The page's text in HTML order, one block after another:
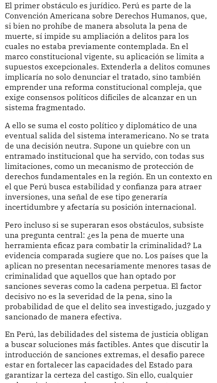
El primer obstáculo es jurídico. Perú es parte de la
Convención Americana sobre Derechos Humanos, que,
si bien no prohíbe de manera absoluta la pena de
muerte, sí impide su ampliación a delitos para los
cuales no estaba previamente contemplada. En el
marco constitucional vigente, su aplicación se limita a
supuestos excepcionales. Extenderla a delitos comunes
implicaría no solo denunciar el tratado, sino también
emprender una reforma constitucional compleja, que
exige consensos políticos difíciles de alcanzar en un
sistema fragmentado.
A ello se suma el costo político y diplomático de una
eventual salida del sistema interamericano. No se trata
de una decisión neutra. Supone un quiebre con un
entramado institucional que ha servido, con todas sus
limitaciones, como un mecanismo de protección de
derechos fundamentales en la región. En un contexto en
el que Perú busca estabilidad y confianza para atraer
inversiones, una señal de ese tipo generaría
incertidumbre y afectaría su posición internacional.
Pero incluso si se superaran esos obstáculos, subsiste
una pregunta central: ¿es la pena de muerte una
herramienta eficaz para combatir la criminalidad? La
evidencia comparada sugiere que no. Los países que la
aplican no presentan necesariamente menores tasas de
criminalidad que aquellos que han optado por
sanciones severas como la cadena perpetua. El factor
decisivo no es la severidad de la pena, sino la
probabilidad de que el delito sea investigado, juzgado y
sancionado de manera efectiva.
En Perú, las debilidades del sistema de justicia obligan
a buscar soluciones más factibles. Antes que discutir la
introducción de sanciones extremas, el desafío parece
estar en fortalecer las capacidades del Estado para
garantizar la certeza del castigo. Sin ello, cualquier